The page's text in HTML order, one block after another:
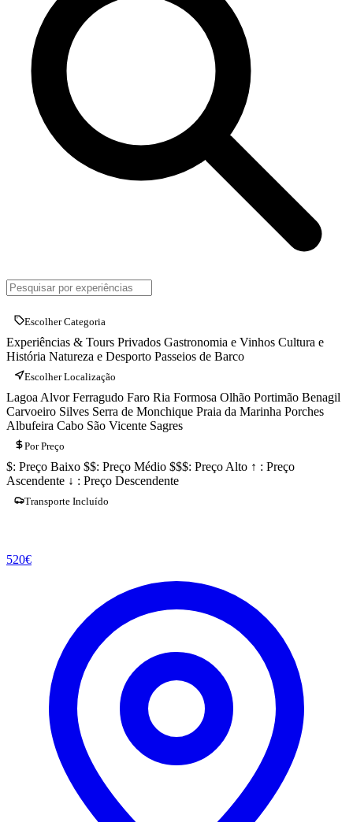
Escolher Categoria
Experiências & Tours Privados Gastronomia e Vinhos Cultura e
História Natureza e Desporto Passeios de Barco
Escolher Localização
Lagoa AlvorFerragudo Faro Ria Formosa Olhão Portimão Benagil
Carvoeiro Silves Serra de Monchique Praia da Marinha Porches
Albufeira Cabo São Vicente Sagres
Por Preço
$: Preço Baixo $$: Preço Médio $$$: Preço Alto ↑ : Preço
Ascendente ↓ : Preço Descendente
Transporte Incluído
520€